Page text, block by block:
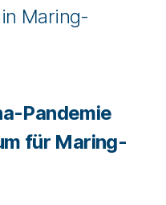
in Maring-
Pandemie
für Maring-